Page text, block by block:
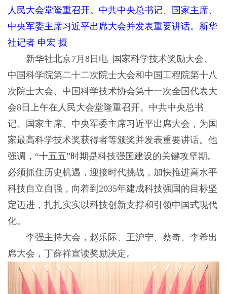
人民大会堂隆重召开。中共中央总书记、国家主席、
中央军委主席习近平出席大会并发表重要讲话。新华
社记者 申宏 摄
新华社北京7月8日电 国家科学技术奖励大会、
中国科学院第二十二次院士大会和中国工程院第十八
次院士大会、中国科学技术协会第十一次全国代表大
会8日上午在人民大会堂隆重召开。中共中央总书
记、国家主席、中央军委主席习近平出席大会，为国
家最高科学技术奖获得者等颁奖并发表重要讲话。他
强调，“十五五”时期是科技强国建设的关键攻坚期。
必须抓住历史机遇，迎接时代挑战，加快推进高水平
科技自立自强，向着到2035年建成科技强国的目标坚
定迈进，扎扎实实以科技创新支撑和引领中国式现代
化。
李强主持大会，赵乐际、王沪宁、蔡奇、李希出
席大会，丁薛祥宣读奖励决定。